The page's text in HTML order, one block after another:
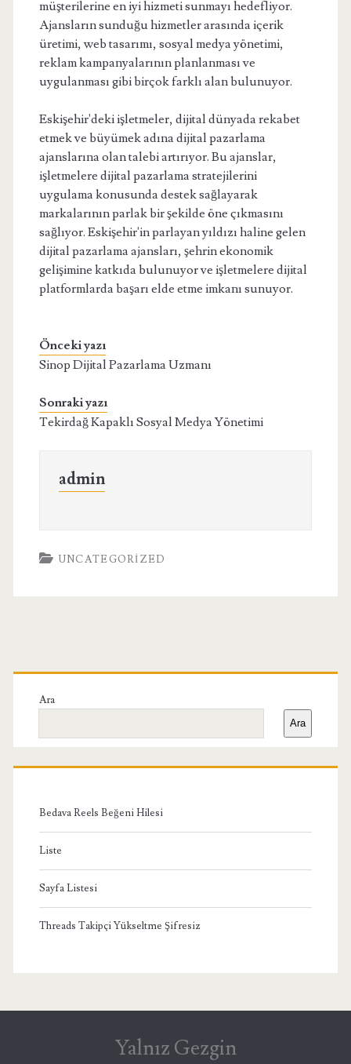
müşterilerine en iyi hizmeti sunmayı hedefliyor.
Ajansların sunduğu hizmetler arasında içerik
üretimi, web tasarımı, sosyal medya yönetimi,
reklam kampanyalarının planlanması ve
uygulanması gibi birçok farklı alan bulunuyor.
Eskişehir'deki işletmeler, dijital dünyada rekabet
etmek ve büyümek adına dijital pazarlama
ajanslarına olan talebi artırıyor. Bu ajanslar,
işletmelere dijital pazarlama stratejilerini
uygulama konusunda destek sağlayarak
markalarının parlak bir şekilde öne çıkmasını
sağlıyor. Eskişehir'in parlayan yıldızı haline gelen
dijital pazarlama ajansları, şehrin ekonomik
gelişimine katkıda bulunuyor ve işletmelere dijital
platformlarda başarı elde etme imkanı sunuyor.
Önceki yazı
Sinop Dijital Pazarlama Uzmanı
Sonraki yazı
Tekirdağ Kapaklı Sosyal Medya Yönetimi
admin
UNCATEGORIZED
Birincil
Yan
Menü
Ara
Ara
Bedava Reels Beğeni Hilesi
Liste
Sayfa Listesi
Threads Takipçi Yükseltme Şifresiz
Yalnız Gezgin